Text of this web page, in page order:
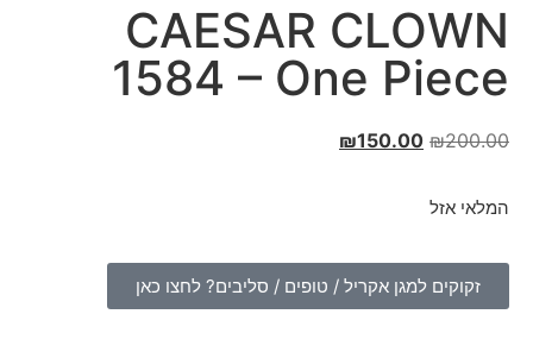
CAESAR CLOWN
1584 – One Piece
₪200.00
₪150.00
המלאי אזל
זקוקים למגן אקריל / טופים / סליבים? לחצו כאן